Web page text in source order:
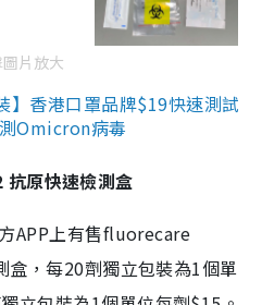
片放大
】香港口罩品牌$19快速測試
Omicron病毒
原快速檢測盒
APP上有售fluorecare
盒，每20劑獨立包裝為1個單